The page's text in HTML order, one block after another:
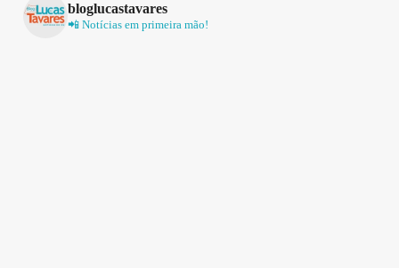
bloglucastavares
📲 Notícias em primeira mão!